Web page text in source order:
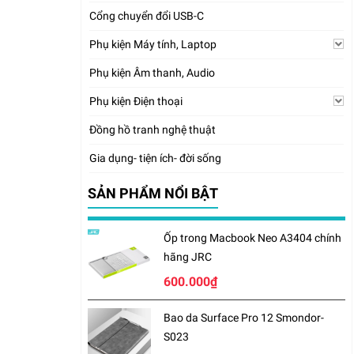
Cổng chuyển đổi USB-C
Phụ kiện Máy tính, Laptop
Phụ kiện Âm thanh, Audio
Phụ kiện Điện thoại
Đồng hồ tranh nghệ thuật
Gia dụng- tiện ích- đời sống
SẢN PHẨM NỔI BẬT
Ốp trong Macbook Neo A3404 chính
hãng JRC
600.000₫
Bao da Surface Pro 12 Smondor-
S023